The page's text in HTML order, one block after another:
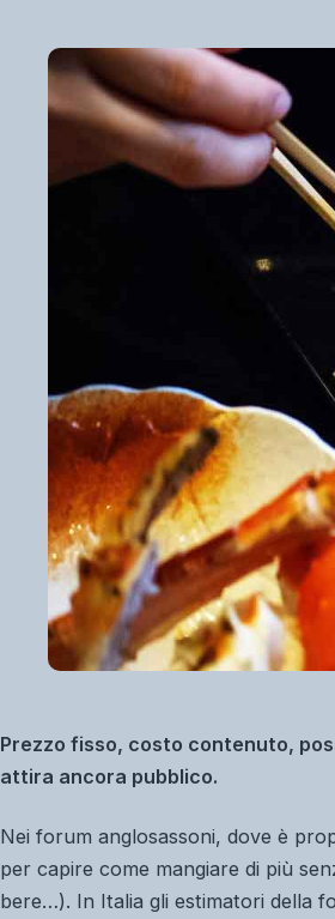
Prezzo fisso, costo contenuto,
attira ancora pubblico.
Nei forum anglosassoni, dove è
per capire come mangiare di più
bere…). In Italia gli estimatori della